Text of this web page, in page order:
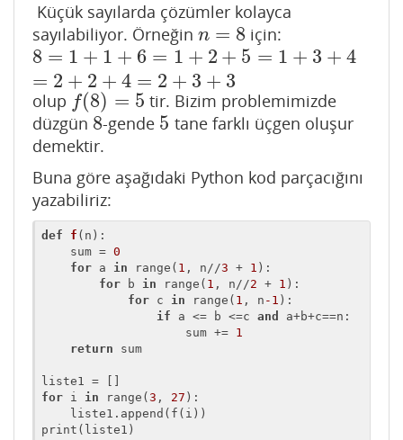
Küçük sayılarda çözümler kolayca
sayılabiliyor. Örneğin n = 8
n=8 için:
8 = 1 + 1 + 6 = 1 + 2 + 5 = 1 + 3 + 4
= 2 + 2 + 4 = 2 + 3 + 3
8=1+ 1 +6=1 +2 +5 =1 +3 +4 =2 +2 +4 =2 +3 +3
olup f(8) = 5
f(8)=5
tir. Bizim problemimizde
düzgün 8
8-gende 5
5 tane farklı üçgen oluşur
demektir.
Buna göre aşağıdaki Python kod parçacığını
yazabiliriz:
def f (n) :
    sum =
0
for a in range( 1 , n//3 + 1 ):
for b in range( 1 , n//2 + 1 ):
for c in range( 1 , n -1 ):
if a <= b <=c and
a+b+c==n:
                    sum +=
1
return sum
for i in range( 3 , 27 ):
print(liste1)